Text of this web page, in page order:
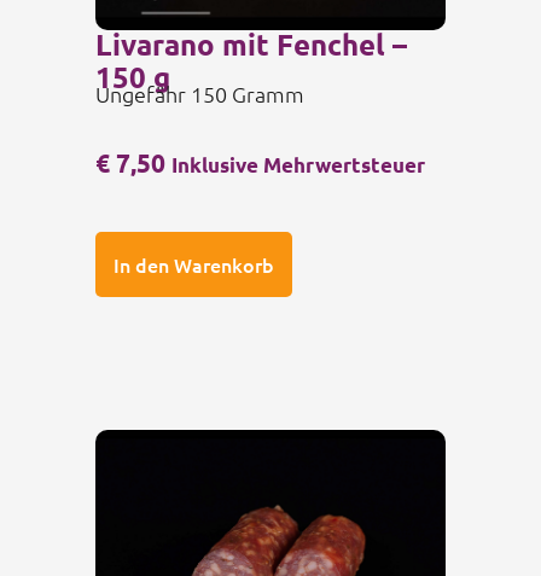
€7,50 Inklusive Mehrwertsteuer
In den Warenkorb
Livarano mit Fenchel –
150 g
Ungefähr 150 Gramm